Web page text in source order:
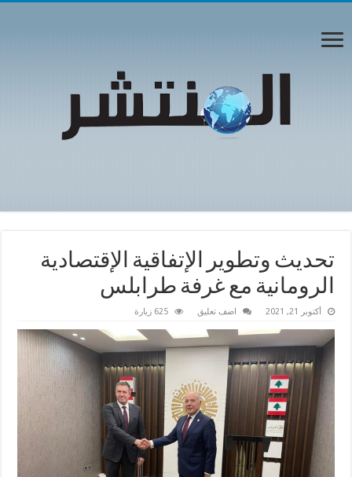
تحديث وتطوير الإتفاقية الإقتصادية
الرومانية مع غرفة طرابلس
أكتوبر 21, 2021 اضف تعليق 625 زيارة